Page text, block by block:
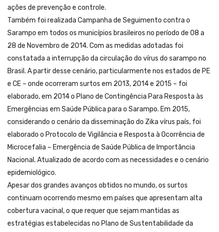
ações de prevenção e controle.
Também foi realizada Campanha de Seguimento contra o
Sarampo em todos os municípios brasileiros no período de 08 a
28 de Novembro de 2014. Com as medidas adotadas foi
constatada a interrupção da circulação do vírus do sarampo no
Brasil. A partir desse cenário, particularmente nos estados de PE
e CE – onde ocorreram surtos em 2013, 2014 e 2015 – foi
elaborado, em 2014 o Plano de Contingência Para Resposta às
Emergências em Saúde Pública para o Sarampo. Em 2015,
considerando o cenário da disseminação do Zika vírus país, foi
elaborado o Protocolo de Vigilância e Resposta à Ocorrência de
Microcefalia – Emergência de Saúde Pública de Importância
Nacional. Atualizado de acordo com as necessidades e o cenário
epidemiológico.
Apesar dos grandes avanços obtidos no mundo, os surtos
continuam ocorrendo mesmo em países que apresentam alta
cobertura vacinal, o que requer que sejam mantidas as
estratégias estabelecidas no Plano de Sustentabilidade da